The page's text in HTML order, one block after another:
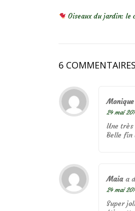
Oiseaux du jardin: le
6
24 mai
Une
Belle fin
Maia a
24 mai
Super